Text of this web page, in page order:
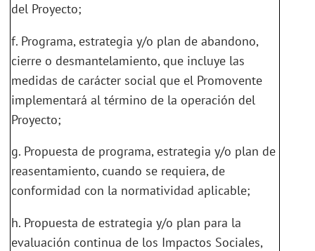
del Proyecto;
f. Programa, estrategia y/o plan de abandono,
cierre o desmantelamiento, que incluye las
medidas de carácter social que el Promovente
implementará al término de la operación del
Proyecto;
g. Propuesta de programa, estrategia y/o plan de
reasentamiento, cuando se requiera, de
conformidad con la normatividad aplicable;
h. Propuesta de estrategia y/o plan para la
evaluación continua de los Impactos Sociales,